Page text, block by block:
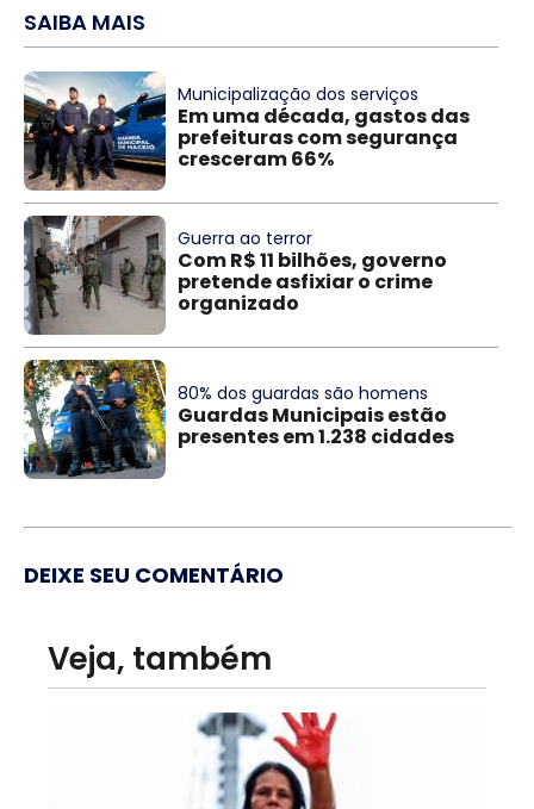
SAIBA MAIS
Municipalização dos serviços
Em uma década, gastos das
prefeituras com segurança
cresceram 66%
Guerra ao terror
Com R$ 11 bilhões, governo
pretende asfixiar o crime
organizado
80% dos guardas são homens
Guardas Municipais estão
presentes em 1.238 cidades
DEIXE SEU COMENTÁRIO
Veja, também